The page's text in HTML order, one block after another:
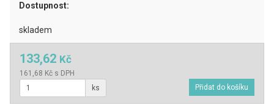
Dostupnost:
skladem
133,62 Kč
161,68 Kč s DPH
ks